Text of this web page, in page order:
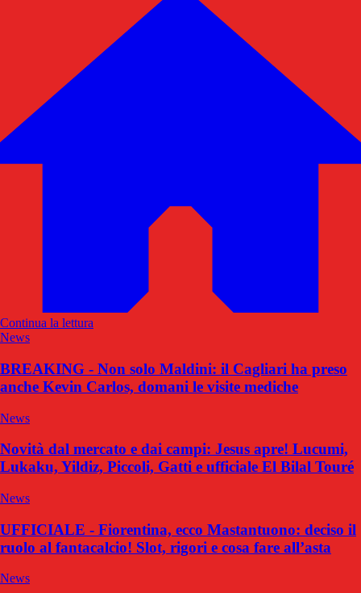
Continua la lettura
News
BREAKING - Non solo Maldini: il Cagliari ha preso
anche Kevin Carlos, domani le visite mediche
News
Novità dal mercato e dai campi: Jesus apre! Lucumi,
Lukaku, Yildiz, Piccoli, Gatti e ufficiale El Bilal Touré
News
UFFICIALE - Fiorentina, ecco Mastantuono: deciso il
ruolo al fantacalcio! Slot, rigori e cosa fare all’asta
News